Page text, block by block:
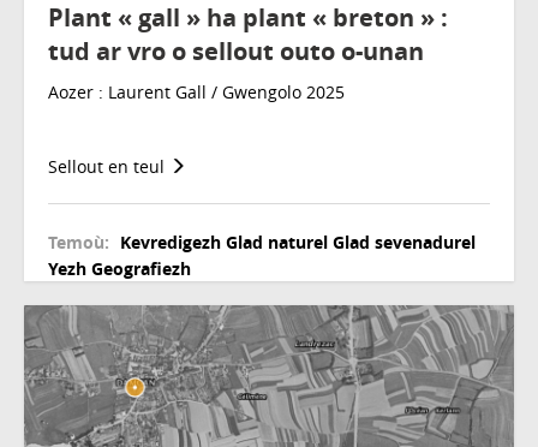
Plant « gall » ha plant « breton » :
tud ar vro o sellout outo o-unan
Aozer : Laurent Gall / Gwengolo 2025
Sellout en teul
Temoù: Kevredigezh Glad naturel Glad sevenadurel
Yezh Geografiezh